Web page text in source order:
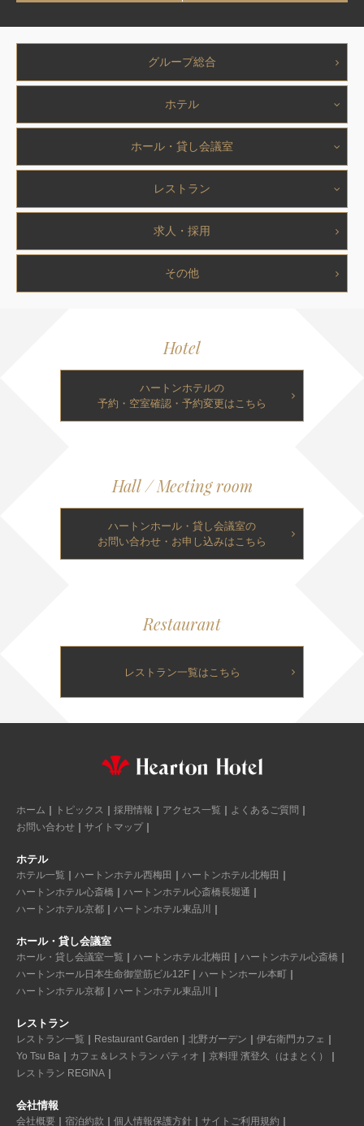
グループ総合
ホテル
ホール・貸し会議室
レストラン
求人・採用
その他
Hotel
ハートンホテルの
予約・空室確認・予約変更はこちら
Hall / Meeting room
ハートンホール・貸し会議室の
お問い合わせ・お申し込みはこちら
Restaurant
レストラン一覧はこちら
ホーム トピックス 採用情報 アクセス一覧
よくあるご質問
お問い合わせ
サイトマップ
ホテル
ホテル一覧 ハートンホテル西梅田
ハートンホテル北梅田
ハートンホテル心斎橋
ハートンホテル心斎橋長堀通
ハートンホテル京都
ハートンホテル東品川
ホール・貸し会議室
ホール・貸し会議室一覧 ハートンホテル北梅田
ハートンホテル心斎橋
ハートンホール日本生命御堂筋ビル12F
ハートンホール本町
ハートンホテル京都
ハートンホテル東品川
レストラン
レストラン一覧 Restaurant Garden 北野ガーデン
伊右衛門カフェ
Yo Tsu Ba
カフェ＆レストラン パティオ
京料理 濱登久（はまとく）
レストラン REGINA
会社情報
会社概要 宿泊約款 個人情報保護方針 サイトご利用規約